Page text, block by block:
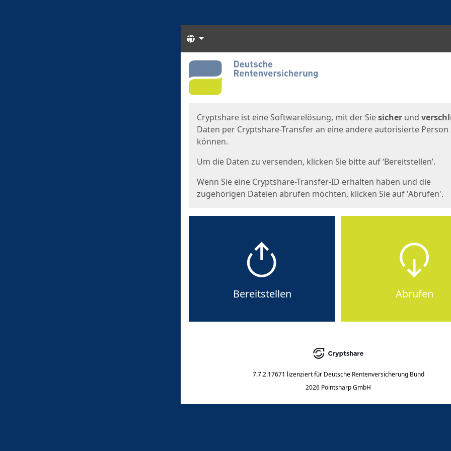
Sprachen
Start
Cryptshare ist eine Softwarelösung, mit der Siesicher und
Daten per Cryptshare-Transfer an eine andere autorisierte Person
können.
Um die Daten zu versenden, klicken Sie bitte auf ‘Bereitstellen’.
Wenn Sie eine Cryptshare-Transfer-ID erhalten haben und die
zugehörigen Dateien abrufen möchten, klicken Sie auf 'Abrufen'.
Bereitstellen Abrufen
7.7.2.17671 lizenziert für Deutsche Rentenversicherung Bund
2026 Pointsharp GmbH